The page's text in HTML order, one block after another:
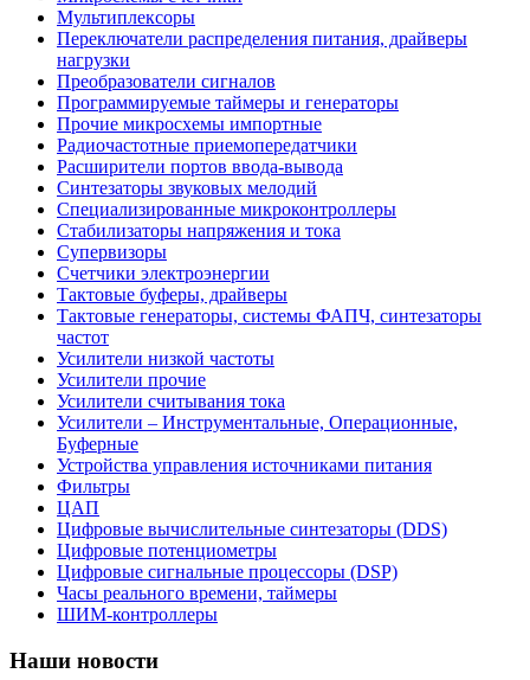
Мультиплексоры
Переключатели распределения питания, драйверы
нагрузки
Преобразователи сигналов
Программируемые таймеры и генераторы
Прочие микросхемы импортные
Радиочастотные приемопередатчики
Расширители портов ввода-вывода
Синтезаторы звуковых мелодий
Специализированные микроконтроллеры
Стабилизаторы напряжения и тока
Супервизоры
Счетчики электроэнергии
Тактовые буферы, драйверы
Тактовые генераторы, системы ФАПЧ, синтезаторы
частот
Усилители низкой частоты
Усилители прочие
Усилители считывания тока
Усилители – Инструментальные, Операционные,
Буферные
Устройства управления источниками питания
Фильтры
ЦАП
Цифровые вычислительные синтезаторы (DDS)
Цифровые потенциометры
Цифровые сигнальные процессоры (DSP)
Часы реального времени, таймеры
ШИМ-контроллеры
Наши новости